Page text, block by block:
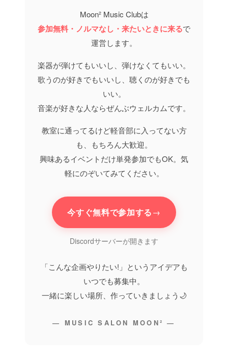
Moon² Music Clubは
参加無料・ノルマなし・来たいときに来るで
運営します。
楽器が弾けてもいいし、弾けなくてもいい。
歌うのが好きでもいいし、聴くのが好きでも
いい。
音楽が好きな人ならぜんぶウェルカムです。
教室に通ってるけど軽音部に入ってない方
も、もちろん大歓迎。
興味あるイベントだけ単発参加でもOK。気
軽にのぞいてみてください。
今すぐ無料で参加する→
Discordサーバーが開きます
「こんな企画やりたい!」というアイデアも
いつでも募集中。
一緒に楽しい場所、作っていきましょう🌙
— MUSIC SALON MOON² —